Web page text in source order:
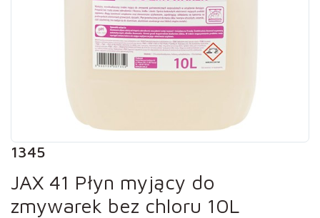
1345
JAX 41 Płyn myjący do
zmywarek bez chloru 10L